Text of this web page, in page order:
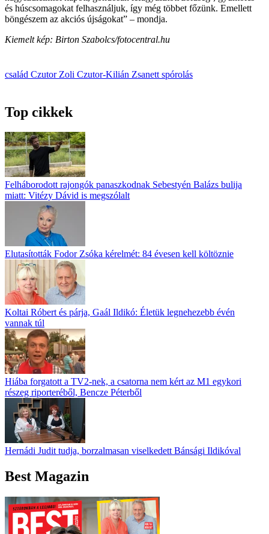
és húscsomagokat felhasználjuk, így még többet főzünk. Emellett
böngészem az akciós újságokat” – mondja.
Kiemelt kép: Birton Szabolcs/fotocentral.hu
család Czutor Zoli Czutor-Kilián Zsanett spórolás
Top cikkek
Felháborodott rajongók panaszkodnak Sebestyén Balázs bulija
miatt: Vitézy Dávid is megszólalt
Elutasították Fodor Zsóka kérelmét: 84 évesen kell költöznie
Koltai Róbert és párja, Gaál Ildikó: Életük legnehezebb évén
vannak túl
Hiába forgatott a TV2-nek, a csatorna nem kért az M1 egykori
részeg riporteréből, Bencze Péterből
Hernádi Judit tudja, borzalmasan viselkedett Bánsági Ildikóval
Best Magazin